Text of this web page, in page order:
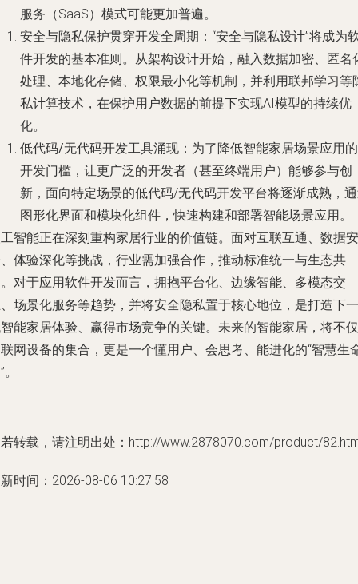
服务（SaaS）模式可能更加普遍。
安全与隐私保护贯穿开发全周期 ：“安全与隐私设计”将成为
件开发的基本准则。从架构设计开始，融入数据加密、匿名
处理、本地化存储、权限最小化等机制，并利用联邦学习等
私计算技术，在保护用户数据的前提下实现AI模型的持续优
化。
低代码/无代码开发工具涌现 ：为了降低智能家居场景应用的
开发门槛，让更广泛的开发者（甚至终端用户）能够参与创
新，面向特定场景的低代码/无代码开发平台将逐渐成熟，
图形化界面和模块化组件，快速构建和部署智能场景应用。
智能正在深刻重构家居行业的价值链。面对互联互通、数据安
体验深化等挑战，行业需加强合作，推动标准统一与生态共
对于应用软件开发而言，拥抱平台化、边缘智能、多模态交
场景化服务等趋势，并将安全隐私置于核心地位，是打造下一
能家居体验、赢得市场竞争的关键。未来的智能家居，将不仅
网设备的集合，更是一个懂用户、会思考、能进化的“智慧生
转载，请注明出处：http://www.2878070.com/product/
时间：2026-08-06 10:27:58